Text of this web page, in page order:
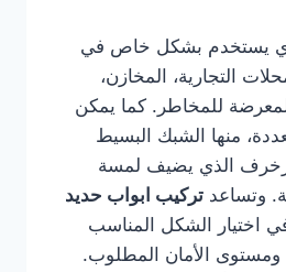
يستخدم بشكل خاص في
التجارية، المخازن،
للمخاطر. كما يمكن
منها الشبك البسيط
الذي يضيف لمسة
وتساعد تركيب ابواب حديد
اختيار الشكل المناسب
الأمان المطلوب.